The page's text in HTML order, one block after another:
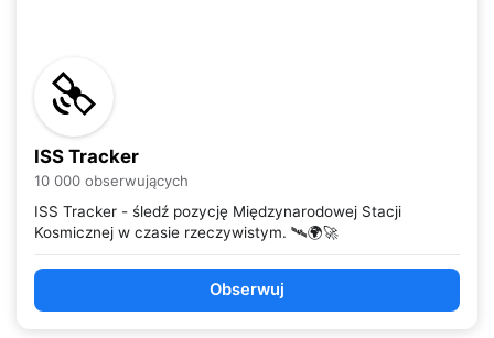
ISS Tracker
10 000 obserwujących
ISS Tracker - śledź pozycję Międzynarodowej Stacji
Kosmicznej w czasie rzeczywistym. 🛰️🌍🚀
Obserwuj